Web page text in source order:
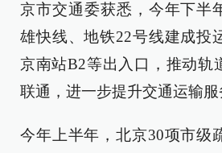
京市交通委获悉，今年下半
雄快线、地铁22号线建成投
京南站B2等出入口，推动轨
联通，进一步提升交通运输服
今年上半年，北京30项市级